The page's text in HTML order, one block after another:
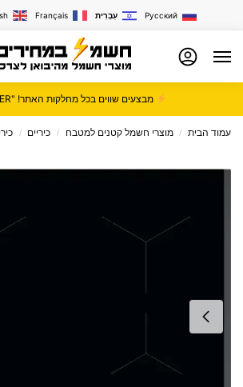
Français עִבְרִית Русский
מבצעים שווים בכל מחלקות האתר! "SUMMER"
עמוד הבית / מוצרי חשמל קטנים למטבח / כיריים /